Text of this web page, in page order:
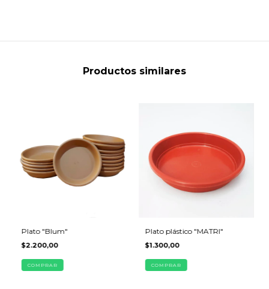
Productos similares
Plato "Blum"
$2.200,00
COMPRAR
Plato plástico "MATRI"
$1.300,00
COMPRAR